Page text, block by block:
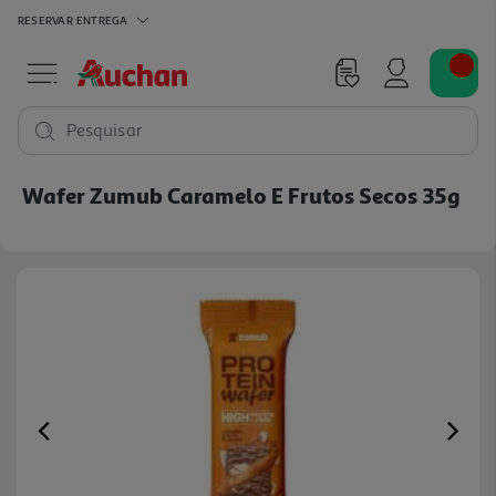
RESERVAR ENTREGA
Pesquisar
Wafer Zumub Caramelo E Frutos Secos 35g
Previous